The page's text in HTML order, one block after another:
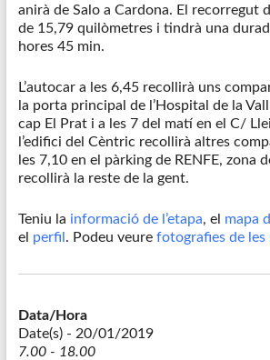
anirà de Salo a Cardona. El recorregut
de 15,79 quilòmetres i tindrà una
hores 45 min.
L’autocar a les 6,45 recollirà uns
la porta principal de l’Hospital de la
cap El Prat i a les 7 del matí en el C/
l’edifici del Cèntric recollirà altres
les 7,10 en el pàrking de RENFE, zona
recollirà la reste de la gent.
Teniu la informació de l’etapa, el mapa
el perfil . Podeu veure fotografies de les
Data/Hora
Date(s) - 20/01/2019
7.00 - 18.00